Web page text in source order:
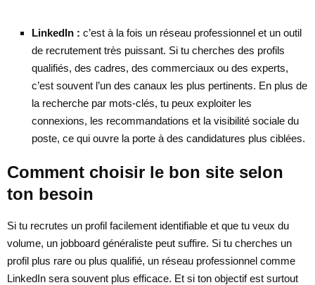
LinkedIn : c’est à la fois un réseau professionnel et un outil
de recrutement très puissant. Si tu cherches des profils
qualifiés, des cadres, des commerciaux ou des experts,
c’est souvent l’un des canaux les plus pertinents. En plus de
la recherche par mots-clés, tu peux exploiter les
connexions, les recommandations et la visibilité sociale du
poste, ce qui ouvre la porte à des candidatures plus ciblées.
Comment choisir le bon site selon
ton besoin
Si tu recrutes un profil facilement identifiable et que tu veux du
volume, un jobboard généraliste peut suffire. Si tu cherches un
profil plus rare ou plus qualifié, un réseau professionnel comme
LinkedIn sera souvent plus efficace. Et si ton objectif est surtout